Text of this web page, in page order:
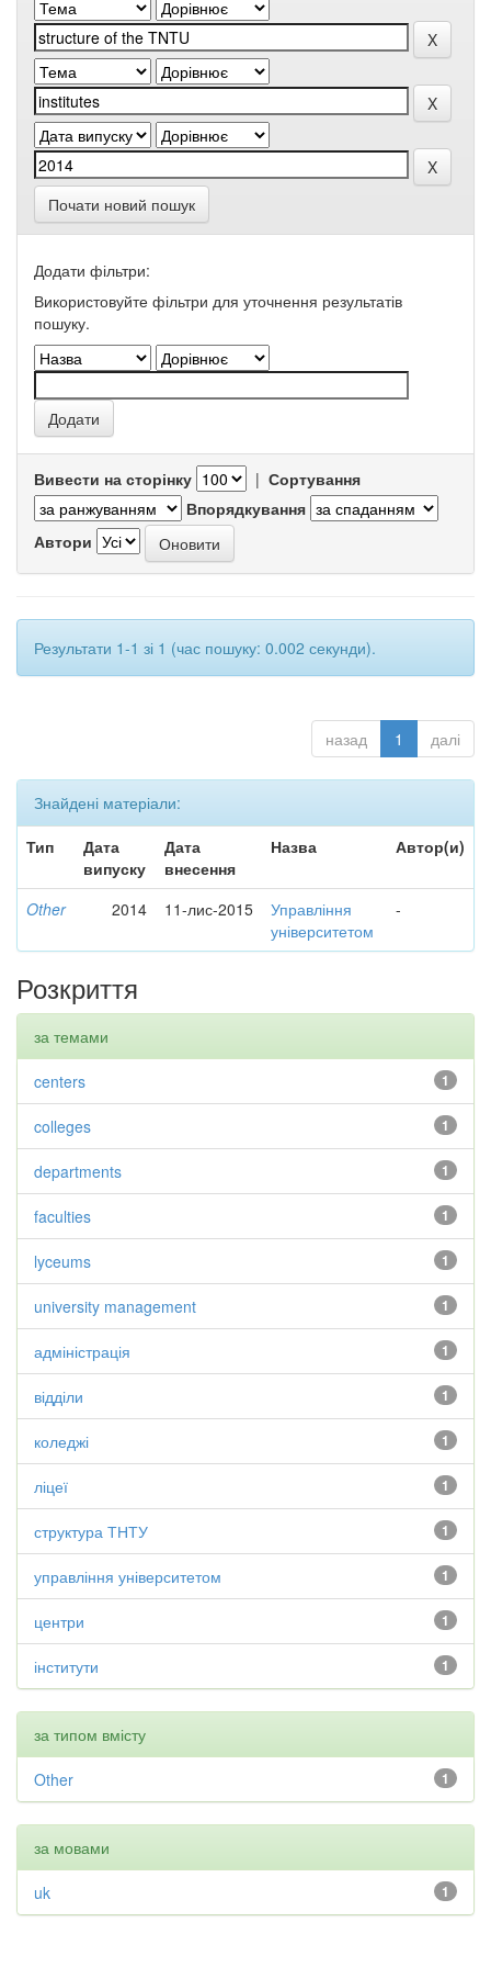
Почати новий пошук
Додати фільтри:
Використовуйте фільтри для уточнення результатів
пошуку.
Вивести на сторінку | Сортування
Впорядкування
Автори
Результати 1-1 зі 1 (час пошуку: 0.002 секунди).
назад 1 далі
Знайдені матеріали:
Тип
Дата
випуску
Дата
внесення
Назва Автор(и)
Other 2014 11-лис-2015
Управління
університетом
-
Розкриття
за темами
1
centers
1
colleges
1
departments
1
faculties
1
lyceums
1
university management
1
адміністрація
1
відділи
1
коледжі
1
ліцеї
1
структура ТНТУ
1
управління університетом
1
центри
1
інститути
за типом вмісту
1
Other
за мовами
1
uk